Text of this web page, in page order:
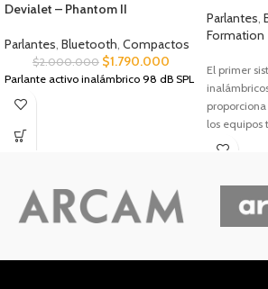
Devialet – Phantom II
Parlantes, Bluetooth, Compactos
$2.000.000 $1.790.000
Parlante activo inalámbrico 98 dB SPL
Parlantes,
Formation
El primer
los equipos
cables. El
para Alta